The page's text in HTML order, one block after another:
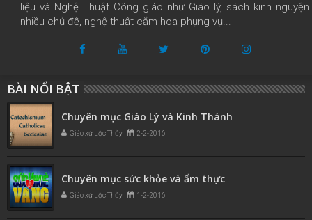
liệu và Nghệ Thuật Công giáo như Giáo lý, sách kinh nguyện
nhiều chủ đề, nghệ thuật cắm hoa phụng vụ...
BÀI NỔI BẬT
Chuyên mục Giáo Lý và Kinh Thánh
Giáo xứ Lộc Thủy 2-2-2016
Chuyên mục sức khỏe và ẩm thực
Giáo xứ Lộc Thủy 1-2-2016